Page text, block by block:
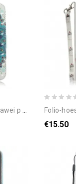
mandala folio-hoesje voor
€15.50